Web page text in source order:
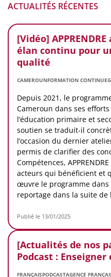
ACTUALITÉS RÉCENTES
[Vidéo]
élan continu pour
qualité
CAMEROUNFORMATION CONTINUE
Depuis 2021, le
Cameroun dans ses
l’éducation primaire et
soutien se traduit-il
l’occasion du dernier
permis de clarifier des
Compétences,
acteurs qui bénéficient et
œuvre le programme dans
reportage dans la suite de
Publié le 13/01/2025
[Actualités de nos
Podcast :
FRANÇAISPODCASTAGENCE